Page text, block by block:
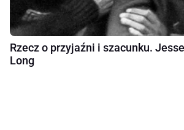
Rzecz o przyjaźni i szacunku.
Long